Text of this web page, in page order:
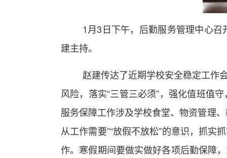
1月3日下午，后勤服务管理中心
建主持。
赵建传达了近期学校安全稳定工作
风险，落实“三管三必须”，强化值班值
服务保障工作涉及学校食堂、物资管理
从工作需要”“放假不放松”的意识，抓
作。寒假期间要做实做好各项后勤保障